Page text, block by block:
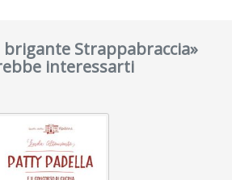
brigante Strappabraccia»
interessarti